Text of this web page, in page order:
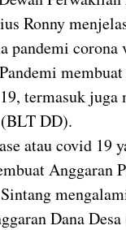
Ronny
pandemi corona
termasuk
DD).
atau covid 19
Anggaran
Dana